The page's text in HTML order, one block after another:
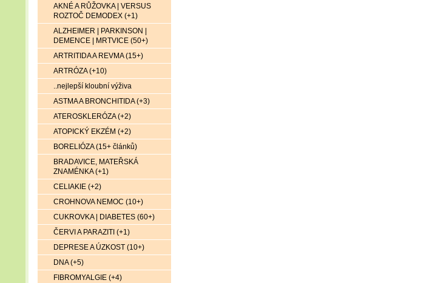
AKNÉ A RŮŽOVKA | VERSUS
ROZTOČ DEMODEX (+1)
ALZHEIMER | PARKINSON |
DEMENCE | MRTVICE (50+)
ARTRITIDA A REVMA (15+)
ARTRÓZA (+10)
..nejlepší kloubní výživa
ASTMA A BRONCHITIDA (+3)
ATEROSKLERÓZA (+2)
ATOPICKÝ EKZÉM (+2)
BORELIÓZA (15+ článků)
BRADAVICE, MATEŘSKÁ
ZNAMÉNKA (+1)
CELIAKIE (+2)
CROHNOVA NEMOC (10+)
CUKROVKA | DIABETES (60+)
ČERVI A PARAZITI (+1)
DEPRESE A ÚZKOST (10+)
DNA (+5)
FIBROMYALGIE (+4)